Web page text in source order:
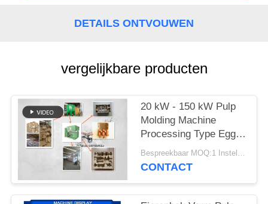
SITEMAP
PRIVACYBELEID
DETAILS ONTVOUWEN
vergelijkbare producten
20 kW - 150 kW Pulp
Molding Machine
Processing Type Egg
Tray Making Machine Bespreekbaar MOQ:1 Instellen
CONTACT